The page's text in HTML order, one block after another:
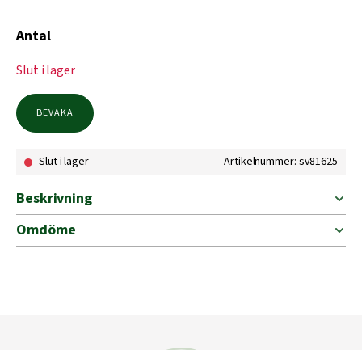
Antal
Slut i lager
BEVAKA
Slut i lager Artikelnummer: sv81625
Beskrivning
Omdöme